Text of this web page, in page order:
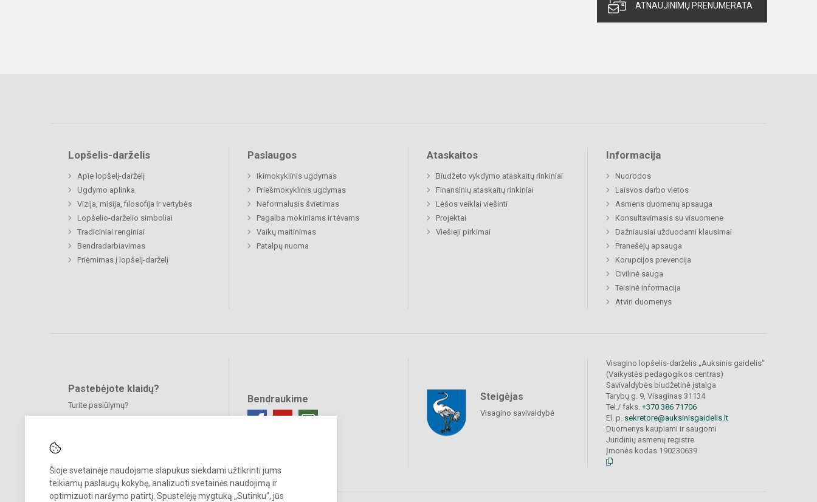
Šioje svetainėje naudojame slapukus siekdami užtikrinti jums
teikiamų paslaugų kokybę, analizuoti svetainės naudojimą ir
optimizuoti naršymo patirtį. Spustelėję mygtuką „Sutinku“, jūs
ATNAUJINIMŲ PRENUMERATA
Lopšelis-darželis
Apie lopšelį-darželį
Ugdymo aplinka
Vizija, misija, filosofija ir vertybės
Lopšelio-darželio simboliai
Tradiciniai renginiai
Bendradarbiavimas
Priėmimas į lopšelį-darželį
Paslaugos
Ikimokyklinis ugdymas
Priešmokyklinis ugdymas
Neformalusis švietimas
Pagalba mokiniams ir tėvams
Vaikų maitinimas
Patalpų nuoma
Ataskaitos
Biudžeto vykdymo ataskaitų rinkiniai
Finansinių ataskaitų rinkiniai
Lėšos veiklai viešinti
Projektai
Viešieji pirkimai
Informacija
Nuorodos
Laisvos darbo vietos
Asmens duomenų apsauga
Konsultavimasis su visuomene
Dažniausiai užduodami klausimai
Pranešėjų apsauga
Korupcijos prevencija
Civilinė sauga
Teisinė informacija
Atviri duomenys
Pastebėjote klaidų?
Turite pasiūlymų?
Bendraukime Steigėjas
Visagino savivaldybė
Visagino lopšelis-darželis „Auksinis gaidelis“
(Vaikystės pedagogikos centras)
Savivaldybės biudžetinė įstaiga
Tarybų g. 9, Visaginas 31134
Tel./ faks. +370 386 71706
El. p. sekretore@auksinisgaidelis.lt
Duomenys kaupiami ir saugomi
Juridinių asmenų registre
Įmonės kodas 190230639